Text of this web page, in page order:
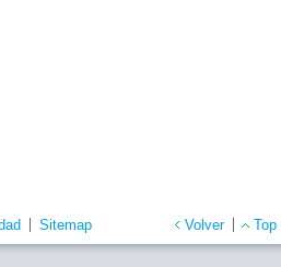
Sitemap Volver Top